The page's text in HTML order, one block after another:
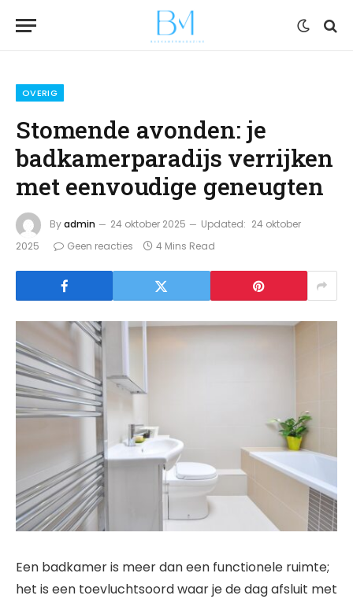
OVERIG
Stomende avonden: je
badkamerparadijs verrijken
met eenvoudige geneugten
Byadmin 24 oktober 2025 Updated: 24 oktober
2025
Geen reacties 4 Mins Read
Een badkamer is meer dan een functionele ruimte;
het is een toevluchtsoord waar je de dag afsluit met